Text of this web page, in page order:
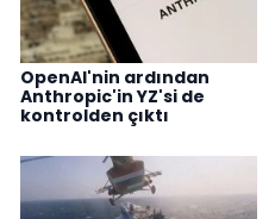
OpenAI'nin ardından
Anthropic'in YZ'si de
kontrolden çıktı